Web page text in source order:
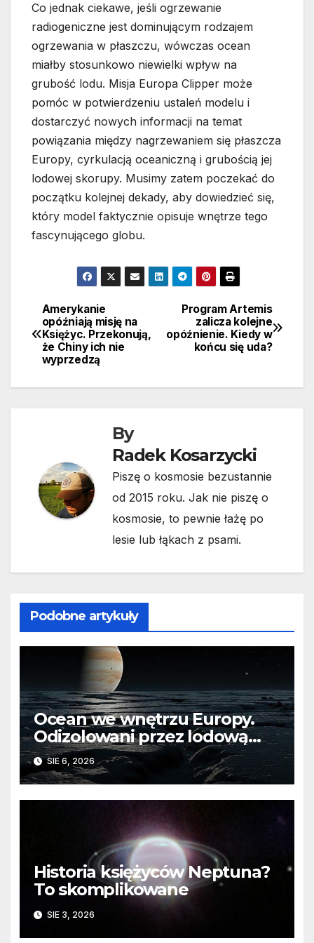
Co jednak ciekawe, jeśli ogrzewanie
radiogeniczne jest dominującym rodzajem
ogrzewania w płaszczu, wówczas ocean
miałby stosunkowo niewielki wpływ na
grubość lodu. Misja Europa Clipper może
pomóc w potwierdzeniu ustaleń modelu i
dostarczyć nowych informacji na temat
powiązania między nagrzewaniem się płaszcza
Europy, cyrkulacją oceaniczną i grubością jej
lodowej skorupy. Musimy zatem poczekać do
początku kolejnej dekady, aby dowiedzieć się,
który model faktycznie opisuje wnętrze tego
fascynującego globu.
Nawigacja
wpisu
Program Artemis
zalicza kolejne
opóźnienie. Kiedy w
końcu się uda?
Amerykanie
opóźniają misję na
Księżyc. Przekonują,
że Chiny ich nie
wyprzedzą
By
Radek Kosarzycki
Piszę o kosmosie bezustannie
od 2015 roku. Jak nie piszę o
kosmosie, to pewnie łażę po
lesie lub łąkach z psami.
Podobne artykuły
Ocean we wnętrzu Europy.
Odizolowani przez lodową
barierę
SIE 6, 2026
Historia księżyców Neptuna?
To skomplikowane
SIE 3, 2026